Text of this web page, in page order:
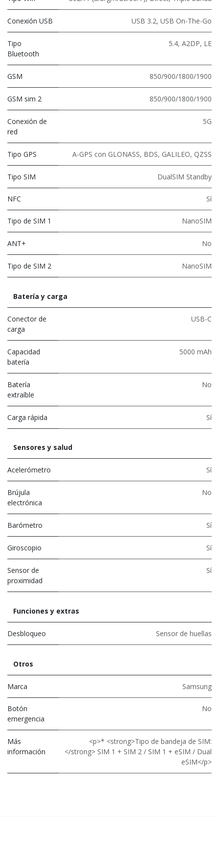
Conexión USB USB 3.2, USB On-The-Go
Tipo
Bluetooth
5.4, A2DP, LE
GSM 850/900/1800/1900
GSM sim 2 850/900/1800/1900
Conexión de
red
5G
Tipo GPS A-GPS con GLONASS, BDS, GALILEO, QZSS
Tipo SIM DualSIM Standby
NFC Sí
Tipo de SIM 1 NanoSIM
ANT+ No
Tipo de SIM 2 NanoSIM
Batería y carga
Conector de
carga
USB-C
Capacidad
batería
5000 mAh
Batería
extraíble
No
Carga rápida Sí
Sensores y salud
Acelerómetro Sí
Brújula
electrónica
No
Barómetro Sí
Giroscopio Sí
Sensor de
proximidad
Sí
Funciones y extras
Desbloqueo Sensor de huellas
Otros
Marca Samsung
Botón
emergencia
No
Más
información
<p>* <strong>Tipo de bandeja de SIM:
</strong> SIM 1 + SIM 2 / SIM 1 + eSIM / Dual
eSIM</p>